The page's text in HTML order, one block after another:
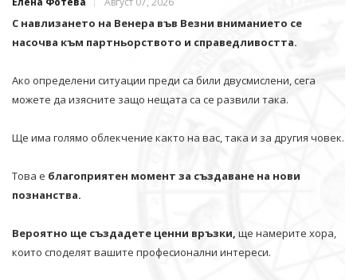
С навлизането на Венера във Везни вниманието се
насочва към партньорството и справедливостта.
Ако определени ситуации преди са били двусмислени, сега
можете да изясните защо нещата са се развили така.
Ще има голямо облекчение както на вас, така и за другия човек.
Това е благоприятен момент за създаване на нови
познанства.
Вероятно ще създадете ценни връзки, ще намерите хора,
които споделят вашите професионални интереси.